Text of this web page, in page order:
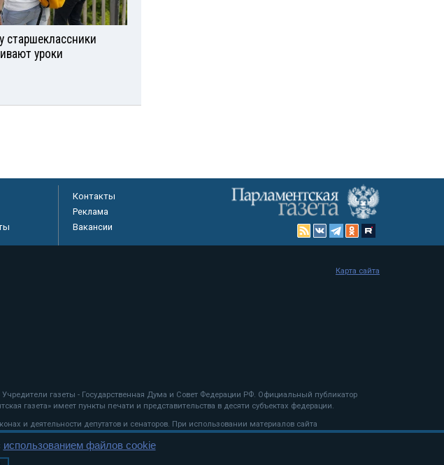
старшеклассники
уроки
Контакты
Реклама
Вакансии
газеты - Государственная Дума и Совет Федерации РФ. Официальный публикатор
газета» имеет пункты печати и представительства в десяти субъектах федерации.
и деятельности депутатов и сенаторов. При использовании материалов сайта
Карта сайта
использованием файлов cookie